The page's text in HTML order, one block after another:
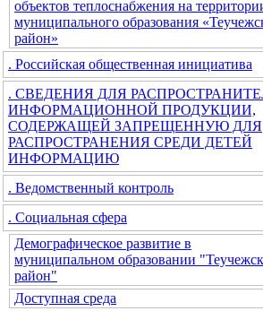
объектов теплоснабжения на
муниципального образования
район»
. Российская общественная инициатива
. СВЕДЕНИЯ ДЛЯ
ИНФОРМАЦИОННОЙ ПРОДУКЦИИ,
СОДЕРЖАЩЕЙ ЗАПРЕЩЕННУЮ ДЛЯ
РАСПРОСТРАНЕНИЯ СРЕДИ ДЕТЕЙ
ИНФОРМАЦИЮ
. Ведомственный контроль
. Социальная сфера
Демографическое развитие в
муниципальном образовании
район"
Доступная среда